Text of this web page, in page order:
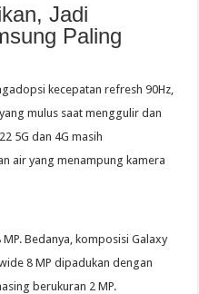
Jadi
Paling
kecepatan refresh 90Hz,
mulus saat menggulir dan
5G dan 4G masih
air yang menampung kamera
Bedanya, komposisi Galaxy
8 MP dipadukan dengan
berukuran 2 MP.